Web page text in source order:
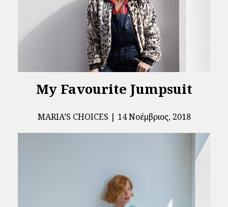
My Favourite Jumpsuit
ΜARIA’S CHOICES 14 Νοέμβριος, 2018